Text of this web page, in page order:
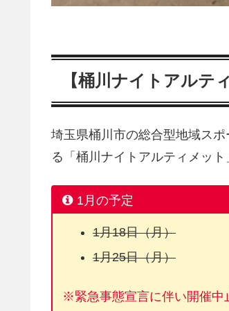
【桶川ナイトアルテ
埼玉県桶川市の総合型地域ス
る「桶川ナイトアルティメッ
1月の予定
1月18日（月）
1月25日（月）
※緊急事態宣言に伴い開催中